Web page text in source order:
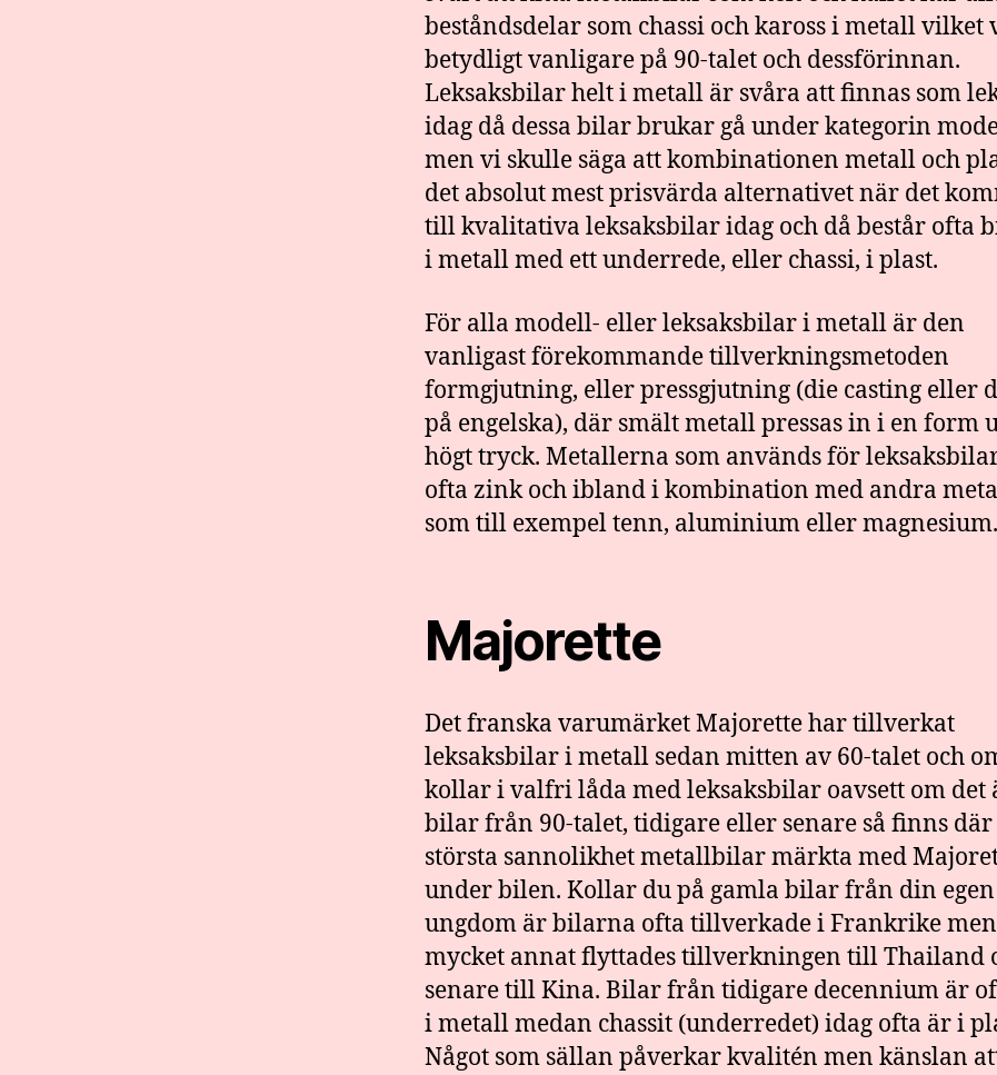
beståndsdelar som chassi och kaross i metall vilket
betydligt vanligare på 90-talet och dessförinnan.
Leksaksbilar helt i metall är svåra att finnas som
idag då dessa bilar brukar gå under kategorin
men vi skulle säga att kombinationen metall och
det absolut mest prisvärda alternativet när det
till kvalitativa leksaksbilar idag och då består ofta
i metall med ett underrede, eller chassi, i plast.
För alla modell- eller leksaksbilar i metall är den
vanligast förekommande tillverkningsmetoden
formgjutning, eller pressgjutning (die casting eller
på engelska), där smält metall pressas in i en form
högt tryck. Metallerna som används för
ofta zink och ibland i kombination med andra
som till exempel tenn, aluminium eller magnesium.
Majorette
Det franska varumärket Majorette har tillverkat
leksaksbilar i metall sedan mitten av 60-talet och
kollar i valfri låda med leksaksbilar oavsett om det
bilar från 90-talet, tidigare eller senare så finns där
största sannolikhet metallbilar märkta med
under bilen. Kollar du på gamla bilar från din egen
ungdom är bilarna ofta tillverkade i Frankrike
mycket annat flyttades tillverkningen till Thailand
senare till Kina. Bilar från tidigare decennium är
i metall medan chassit (underredet) idag ofta är i
Något som sällan påverkar kvalitén men känslan